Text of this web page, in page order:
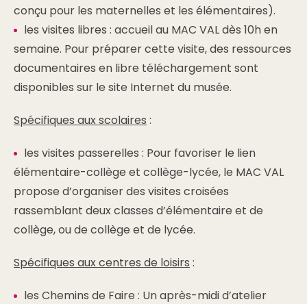
conçu pour les maternelles et les élémentaires).
les visites libres : accueil au MAC VAL dès 10h en
semaine. Pour préparer cette visite, des ressources
documentaires en libre téléchargement sont
disponibles sur le site Internet du musée.
Spécifiques aux scolaires :
les visites passerelles : Pour favoriser le lien
élémentaire-collège et collège-lycée, le MAC VAL
propose d’organiser des visites croisées
rassemblant deux classes d’élémentaire et de
collège, ou de collège et de lycée.
Spécifiques aux centres de loisirs :
les Chemins de Faire : Un après-midi d’atelier